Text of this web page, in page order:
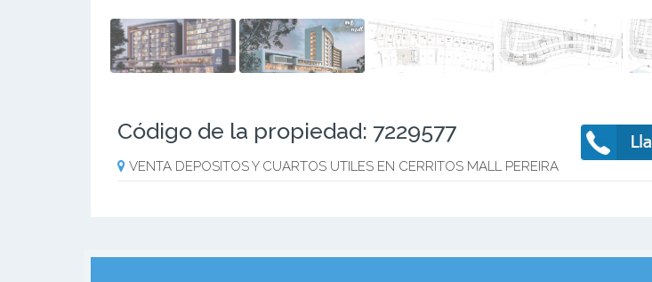
Código de la propiedad: 7229577
VENTA DEPOSITOS Y CUARTOS UTILES EN CERRITOS MALL PEREIRA